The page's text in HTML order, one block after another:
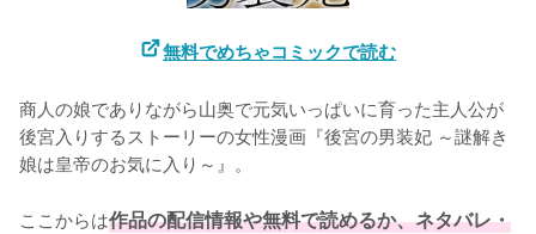
無料でめちゃコミックで読む
商人の娘でありながら山奥で元気いっぱいに育った主人公が
後宮入りするストーリーの女性漫画『後宮の男装妃 ～謎解き
娘は皇帝のお気に入り～』。
ここからは作品の配信情報や無料で読めるか、ネタバレ・